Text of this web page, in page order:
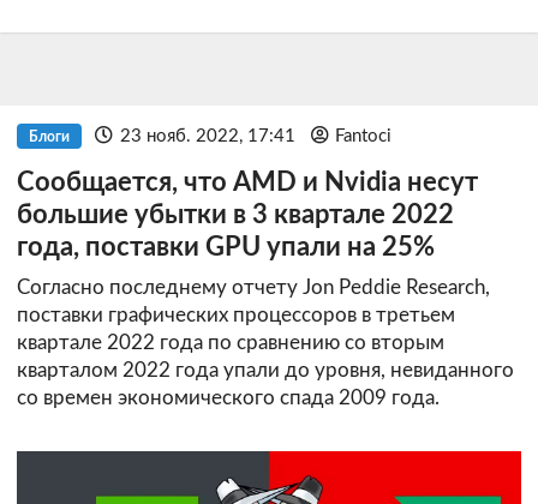
Блоги 23 нояб. 2022, 17:41 Fantoci
Сообщается, что AMD и Nvidia несут
большие убытки в 3 квартале 2022
года, поставки GPU упали на 25%
Согласно последнему отчету Jon Peddie Research,
поставки графических процессоров в третьем
квартале 2022 года по сравнению со вторым
кварталом 2022 года упали до уровня, невиданного
со времен экономического спада 2009 года.